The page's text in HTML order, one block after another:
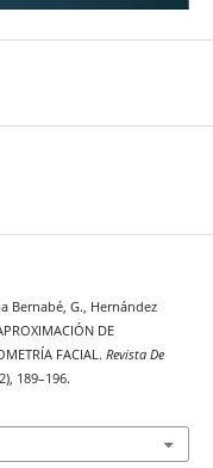
Bernabé, G., Hernández
DE
FACIAL. Revista De
189–196.